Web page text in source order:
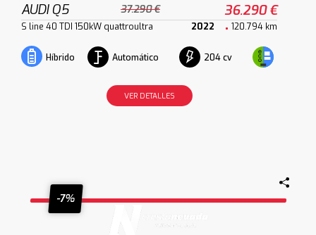
AUDI Q5 37.290 € 36.290 €
S line 40 TDI 150kW quattroultra 2022 120.794 km
Híbrido Automático 204 cv
VER DETALLES
-7%